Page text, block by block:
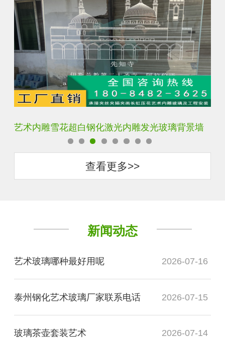
艺术内雕雪花超白钢化激光内雕发光玻璃背景墙
查看更多>>
新闻动态
艺术玻璃哪种最好用呢 2026-07-16
泰州钢化艺术玻璃厂家联系电话 2026-07-15
玻璃茶壶套装艺术 2026-07-14